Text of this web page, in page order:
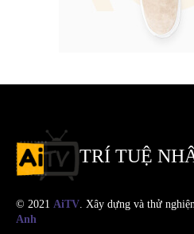
TRÍ TUỆ
© 2021 AiTV . Xây dựng và thử
Anh